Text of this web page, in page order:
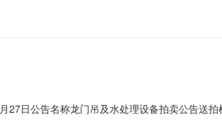
日公告名称龙门吊及水处理设备拍卖公告送